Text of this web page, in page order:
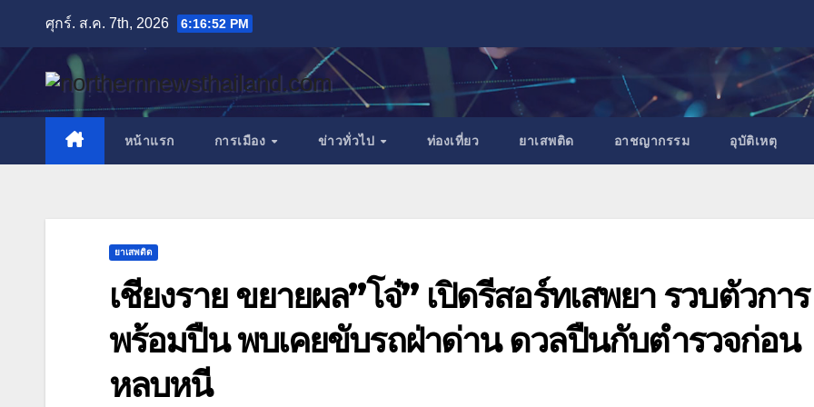
content
ศุกร์. ส.ค. 7th, 2026 6:16:53 PM
หน้าแรก การเมือง ข่าวทั่วไป ท่องเที่ยว ยาเสพติด อาชญากรรม อุบัติเหตุ
ยาเสพติด
เชียงราย ขยายผล”โจ๋” เปิดรีสอร์ทเสพยา รวบตัวการ
พร้อมปืน พบเคยขับรถฝ่าด่าน ดวลปืนกับตำรวจก่อน
หลบหนี